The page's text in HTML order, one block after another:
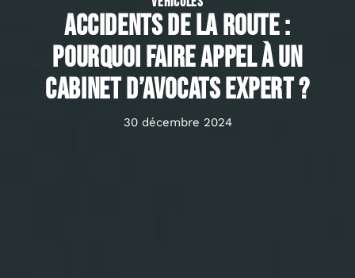
Accidents de la route :
pourquoi faire appel à un
cabinet d’avocats expert ?
30 décembre 2024